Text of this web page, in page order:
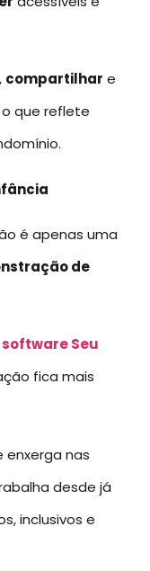
, compartilhar e
que reflete
é apenas uma
de
software Seu
fica mais
enxerga nas
desde já
inclusivos e